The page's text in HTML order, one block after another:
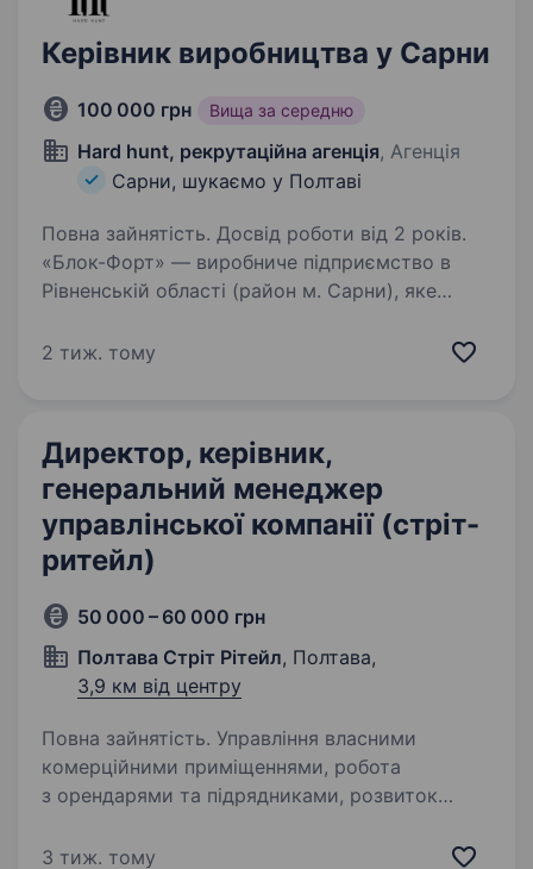
Керівник виробництва у Сарни
100 000 грн Вища за середню
Hard hunt, рекрутаційна агенція, Агенція
Сарни, шукаємо у Полтаві
Повна зайнятість. Досвід роботи від 2 років.
«Блок-Форт» — виробниче підприємство в
Рівненській області (район м. Сарни), яке
плитки, будівельних блоків, елементів для
2 тиж. тому
Директор, керівник,
генеральний менеджер
управлінської компанії (стріт-
ритейл)
50 000 – 60 000 грн
Полтава Стріт Рітейл, Полтава,
3,9 км від центру
Повна зайнятість. Управління власними
комерційними приміщеннями, робота
з орендарями та підрядниками, розвиток
з 9:00 до 18:00. Ставка від 50000 грн + премії,
3 тиж. тому